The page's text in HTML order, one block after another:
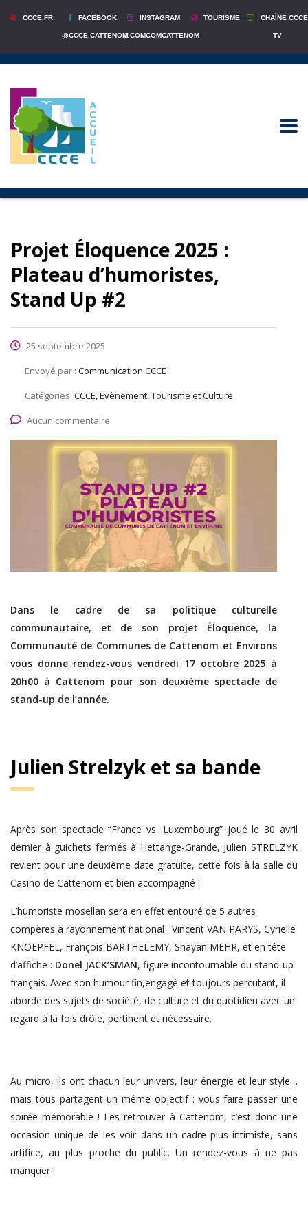
CCCE.FR FACEBOOK
@CCCE.CATTENOM
INSTAGRAM
@COMCOMCATTENOM
TOURISME CHAÎNE CCCE
TV
Projet Éloquence 2025 :
Plateau d’humoristes,
Stand Up #2
25 septembre 2025
Envoyé par : Communication CCCE
Catégories: CCCE, Évènement, Tourisme et Culture
Aucun commentaire
Dans le cadre de sa politique culturelle
communautaire, et de son projet Éloquence, la
Communauté de Communes de Cattenom et Environs
vous donne rendez-vous vendredi 17 octobre 2025 à
20h00 à Cattenom pour son deuxième spectacle de
stand-up de l’année.
Julien Strelzyk et sa bande
Après son spectacle “France vs. Luxembourg” joué le 30 avril
dernier à guichets fermés à Hettange-Grande, Julien STRELZYK
revient pour une deuxième date gratuite, cette fois à la salle du
Casino de Cattenom et bien accompagné !
L’humoriste mosellan sera en effet entouré de 5 autres
compères à rayonnement national : Vincent VAN PARYS, Cyrielle
KNOEPFEL, François BARTHELEMY, Shayan MEHR, et en tête
d’affiche : Donel JACK’SMAN, figure incontournable du stand-up
français. Avec son humour fin,engagé et toujours percutant, il
aborde des sujets de société, de culture et du quotidien avec un
regard à la fois drôle, pertinent et nécessaire.
Au micro, ils ont chacun leur univers, leur énergie et leur style…
mais tous partagent un même objectif : vous faire passer une
soirée mémorable ! Les retrouver à Cattenom, c’est donc une
occasion unique de les voir dans un cadre plus intimiste, sans
artifice, au plus proche du public. Un rendez-vous à ne pas
manquer !